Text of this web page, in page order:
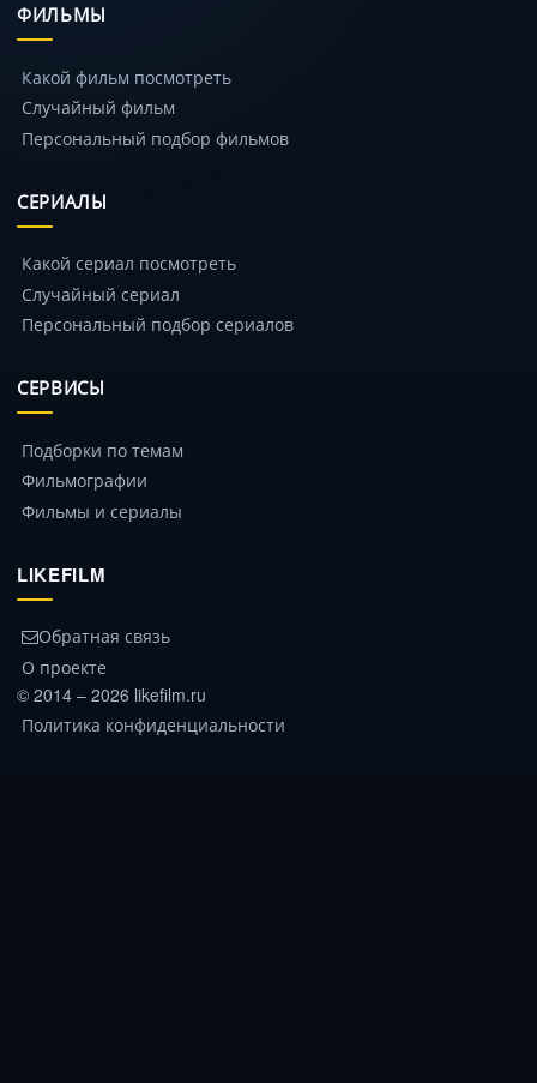
ФИЛЬМЫ
Какой фильм посмотреть
Случайный фильм
Персональный подбор фильмов
СЕРИАЛЫ
Какой сериал посмотреть
Случайный сериал
Персональный подбор сериалов
СЕРВИСЫ
Подборки по темам
Фильмографии
Фильмы и сериалы
LIKEFILM
Обратная связь
О проекте
© 2014 – 2026 likefilm.ru
Политика конфиденциальности